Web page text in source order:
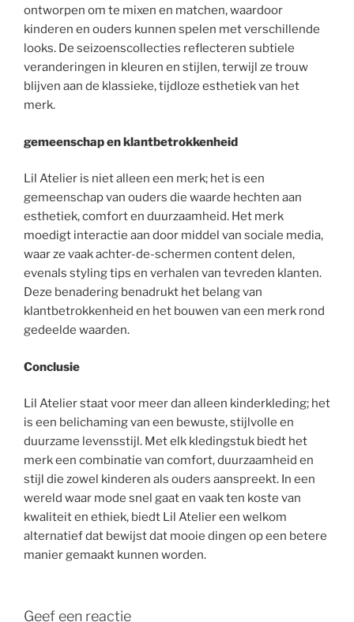
ontworpen om te mixen en matchen, waardoor
kinderen en ouders kunnen spelen met verschillende
looks. De seizoenscollecties reflecteren subtiele
veranderingen in kleuren en stijlen, terwijl ze trouw
blijven aan de klassieke, tijdloze esthetiek van het
merk.
gemeenschap en klantbetrokkenheid
Lil Atelier is niet alleen een merk; het is een
gemeenschap van ouders die waarde hechten aan
esthetiek, comfort en duurzaamheid. Het merk
moedigt interactie aan door middel van sociale media,
waar ze vaak achter-de-schermen content delen,
evenals styling tips en verhalen van tevreden klanten.
Deze benadering benadrukt het belang van
klantbetrokkenheid en het bouwen van een merk rond
gedeelde waarden.
Conclusie
Lil Atelier staat voor meer dan alleen kinderkleding; het
is een belichaming van een bewuste, stijlvolle en
duurzame levensstijl. Met elk kledingstuk biedt het
merk een combinatie van comfort, duurzaamheid en
stijl die zowel kinderen als ouders aanspreekt. In een
wereld waar mode snel gaat en vaak ten koste van
kwaliteit en ethiek, biedt Lil Atelier een welkom
alternatief dat bewijst dat mooie dingen op een betere
manier gemaakt kunnen worden.
Geef een reactie